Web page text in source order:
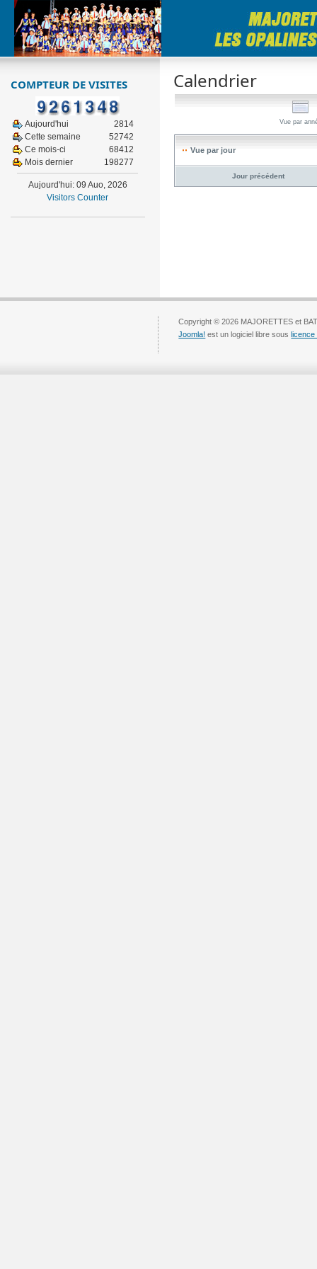
Calendrier
Vue par
Vue par jour
Jour précédent
COMPTEUR DE VISITES
Aujourd'hui
2814
Cette semaine
52742
Ce mois-ci
68412
Mois dernier
198277
Aujourd'hui: 09 Auo, 2026
Visitors Counter
Copyright © 2026 MAJORETTES et
Joomla! est un logiciel libre souslicence